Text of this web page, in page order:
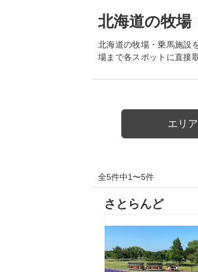
北海道の牧場
北海道の牧場・乗馬施設
場まで各スポットに直接
エリ
全5件中1〜5件
さとらんど